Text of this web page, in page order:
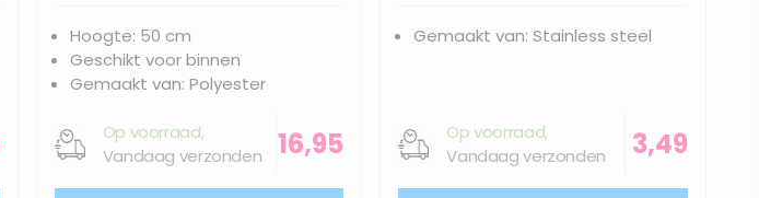
Hoogte: 50 cm
Geschikt voor binnen
Gemaakt van: Polyester
Op voorraad,
Vandaag verzonden
16,95
Gemaakt van: Stainless steel
Op voorraad,
Vandaag verzonden
3,49